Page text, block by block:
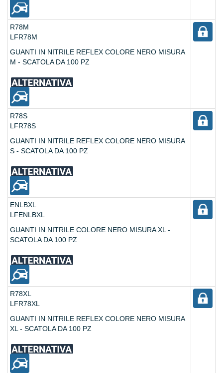
R78M
LFR78M
GUANTI IN NITRILE REFLEX COLORE NERO MISURA
M - SCATOLA DA 100 PZ
R78S
LFR78S
GUANTI IN NITRILE REFLEX COLORE NERO MISURA
S - SCATOLA DA 100 PZ
ENLBXL
LFENLBXL
GUANTI IN NITRILE COLORE NERO MISURA XL -
SCATOLA DA 100 PZ
R78XL
LFR78XL
GUANTI IN NITRILE REFLEX COLORE NERO MISURA
XL - SCATOLA DA 100 PZ